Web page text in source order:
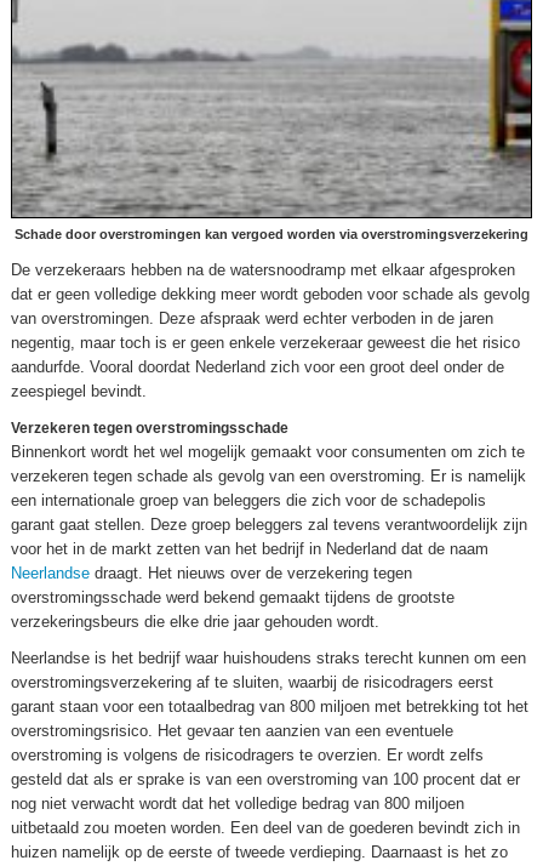
Schade door overstromingen kan vergoed worden via overstromingsverzekering
De verzekeraars hebben na de watersnoodramp met elkaar afgesproken
dat er geen volledige dekking meer wordt geboden voor schade als gevolg
van overstromingen. Deze afspraak werd echter verboden in de jaren
negentig, maar toch is er geen enkele verzekeraar geweest die het risico
aandurfde. Vooral doordat Nederland zich voor een groot deel onder de
zeespiegel bevindt.
Verzekeren tegen overstromingsschade
Binnenkort wordt het wel mogelijk gemaakt voor consumenten om zich te
verzekeren tegen schade als gevolg van een overstroming. Er is namelijk
een internationale groep van beleggers die zich voor de schadepolis
garant gaat stellen. Deze groep beleggers zal tevens verantwoordelijk zijn
voor het in de markt zetten van het bedrijf in Nederland dat de naam
Neerlandse draagt. Het nieuws over de verzekering tegen
overstromingsschade werd bekend gemaakt tijdens de grootste
verzekeringsbeurs die elke drie jaar gehouden wordt.
Neerlandse is het bedrijf waar huishoudens straks terecht kunnen om een
overstromingsverzekering af te sluiten, waarbij de risicodragers eerst
garant staan voor een totaalbedrag van 800 miljoen met betrekking tot het
overstromingsrisico. Het gevaar ten aanzien van een eventuele
overstroming is volgens de risicodragers te overzien. Er wordt zelfs
gesteld dat als er sprake is van een overstroming van 100 procent dat er
nog niet verwacht wordt dat het volledige bedrag van 800 miljoen
uitbetaald zou moeten worden. Een deel van de goederen bevindt zich in
huizen namelijk op de eerste of tweede verdieping. Daarnaast is het zo